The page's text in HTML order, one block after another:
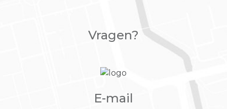
Vragen?
E-mail